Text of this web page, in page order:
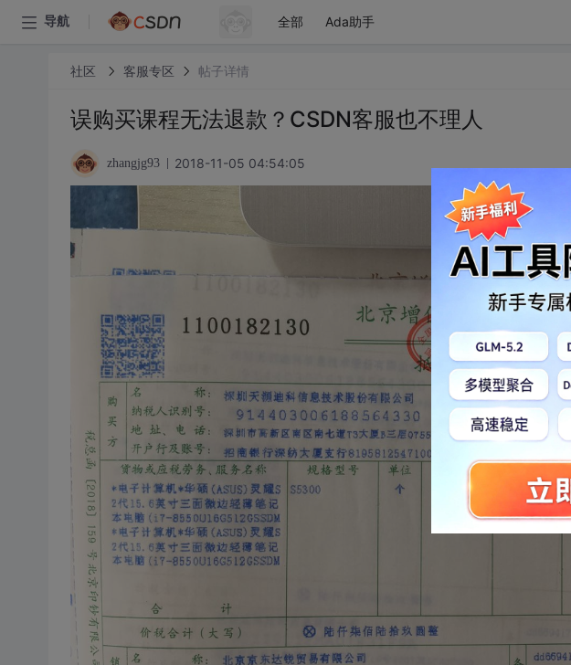
导航 全部 Ada助手
社区 客服专区 帖子详情
误购买课程无法退款？CSDN客服也不理人
zhangjg93 2018-11-05 04:54:05